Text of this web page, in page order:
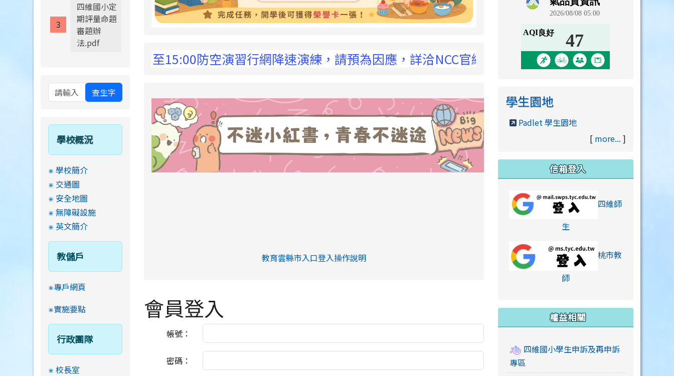
8月13日14:30至15:00防空演習行網降速演練，請預為因應，詳洽NCC官網
link to https://eliteracy.edu.tw/Shorts/xiaohongshu.html
link to https://eliteracy.edu.tw/Shorts/xiaohongshu.html
教育雲縣市入口登入操作說明
link to https://eliteracy.edu.tw/Shorts/xiaohongshu.html
會員登入
帳號：
密碼：
四維國小定
期評量命題
審題辦
法.pdf
查生字
學校概況
學校簡介
交通圖
安全地圖
無障礙設施
英文簡介
教儲戶
專戶網頁
實施要點
行政團隊
校長室
學生園地
Padlet 學生園地
[ more... ]
信箱登入
四維師
生link to https://
桃市教
師link to https://
權益相關
四維國小學生申訴及再申訴
專區